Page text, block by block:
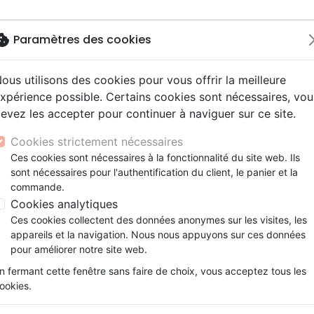
NouveautésBibles
Testaments
Etude biblique
Segond 21
Segond
NEG
Livres
Bandes dessinées
Famille, couple
Souffrance, Relation d'aide
Santé
eBooks
Couple
Découverte de la foi
Méditations
Souffrance, Relation d'aide
Psychologie
ans
Adolescents, jeunes
Bibles jeunesse
Latino, Folk
Soul
Rap, Hip-hop
Instrumental
Louange, Adoration
Hardrock, Métal
animés
conférences
Films, fiction
Documentaires, reportages
Jeux
Accessoires de Bible
Papeterie
Nisus
de théologie systématique et vice-doyen plusieurs
libre de théologie évangélique de Vaux-sur-
directeur de l’Institut de théologie évangélique des
pasteur et conférencier,Alain Nisus est né à
1967). Il a suivi un cursus de formation
maîtrise en théologie à la faculté libre
doctorat en théologie à l’institut catholique de
à l’université de Paris VII. Il a également été
Paramètres des cookies
utilisons des cookies pour vous offrir la meilleure
possible. Certains cookies sont nécessaires,
les accepter pour continuer à naviguer sur ce site.
Cookies strictement nécessaires
Ces cookies sont nécessaires à la fonctionnalité du site web. Ils
sont nécessaires pour l'authentification du client, le panier et la
commande.
Cookies analytiques
Ces cookies collectent des données anonymes sur les visites, les
appareils et la navigation. Nous nous appuyons sur ces données
pour améliorer notre site web.
fermant cette fenêtre sans faire de choix, vous acceptez tous les